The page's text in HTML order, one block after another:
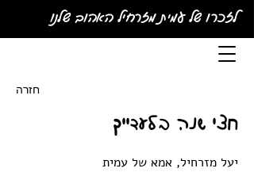
לזכרו של עמית מזרחיל האהוב שלנו
חזרה
חצי שנה בלעדייך
יעל מזרחיל, אמא של עמית